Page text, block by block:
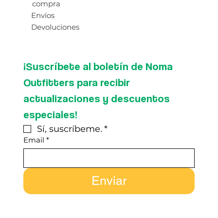
compra
Envíos
Devoluciones
¡Suscríbete al boletín de Noma
Outfitters para recibir
actualizaciones y descuentos
especiales!
Sí, suscríbeme. *
Email *
Enviar